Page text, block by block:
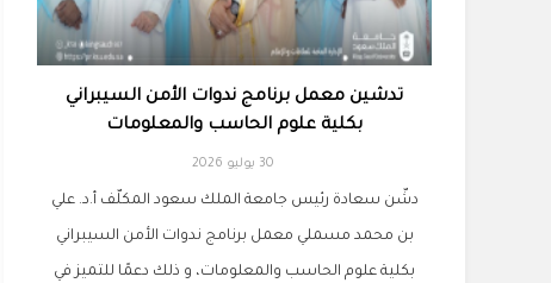
تدشين معمل برنامج ندوات الأمن السيبراني
بكلية علوم الحاسب والمعلومات
30 يوليو 2026
دشّن سعادة رئيس جامعة الملك سعود المكلّف أ.د. علي
بن محمد مسملي معمل برنامج ندوات الأمن السيبراني
بكلية علوم الحاسب والمعلومات، و ذلك دعمًا للتميز في